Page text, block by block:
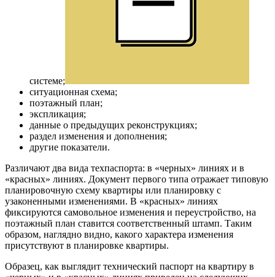
системе;
ситуационная схема;
поэтажный план;
экспликация;
данные о предыдущих реконструкциях;
раздел изменения и дополнения;
другие показатели.
Различают два вида техпаспорта: в «черных» линиях и в
«красных» линиях. Документ первого типа отражает типовую
планировочную схему квартиры или планировку с
узаконенными изменениями. В «красных» линиях
фиксируются самовольное изменения и переустройство, на
поэтажный план ставится соответственный штамп. Таким
образом, наглядно видно, какого характера изменения
присутствуют в планировке квартиры.
Образец, как выглядит технический паспорт на квартиру в